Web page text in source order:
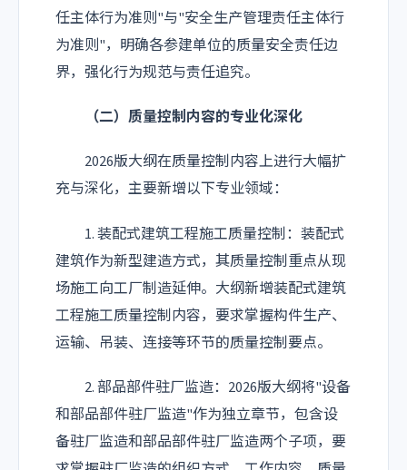
任主体行为准则"与"安全生产管理责任主体行
为准则"，明确各参建单位的质量安全责任边
界，强化行为规范与责任追究。
（二）质量控制内容的专业化深化
2026版大纲在质量控制内容上进行大幅扩
充与深化，主要新增以下专业领域：
1. 装配式建筑工程施工质量控制：装配式
建筑作为新型建造方式，其质量控制重点从现
场施工向工厂制造延伸。大纲新增装配式建筑
工程施工质量控制内容，要求掌握构件生产、
运输、吊装、连接等环节的质量控制要点。
2. 部品部件驻厂监造：2026版大纲将"设备
和部品部件驻厂监造"作为独立章节，包含设
备驻厂监造和部品部件驻厂监造两个子项，要